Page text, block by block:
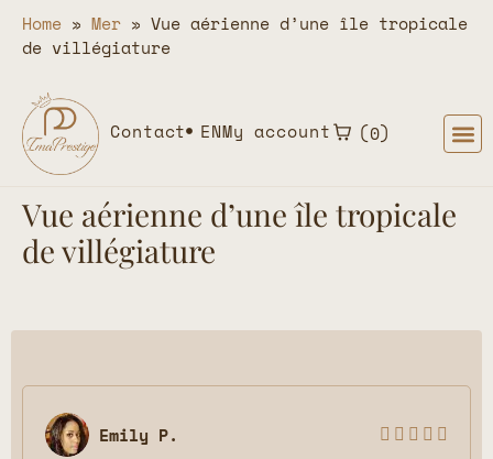
Home » Mer » Vue aérienne d’une île tropicale
de villégiature
Contact ENMy account 0
Vue aérienne d’une île tropicale
de villégiature
Emily P.     